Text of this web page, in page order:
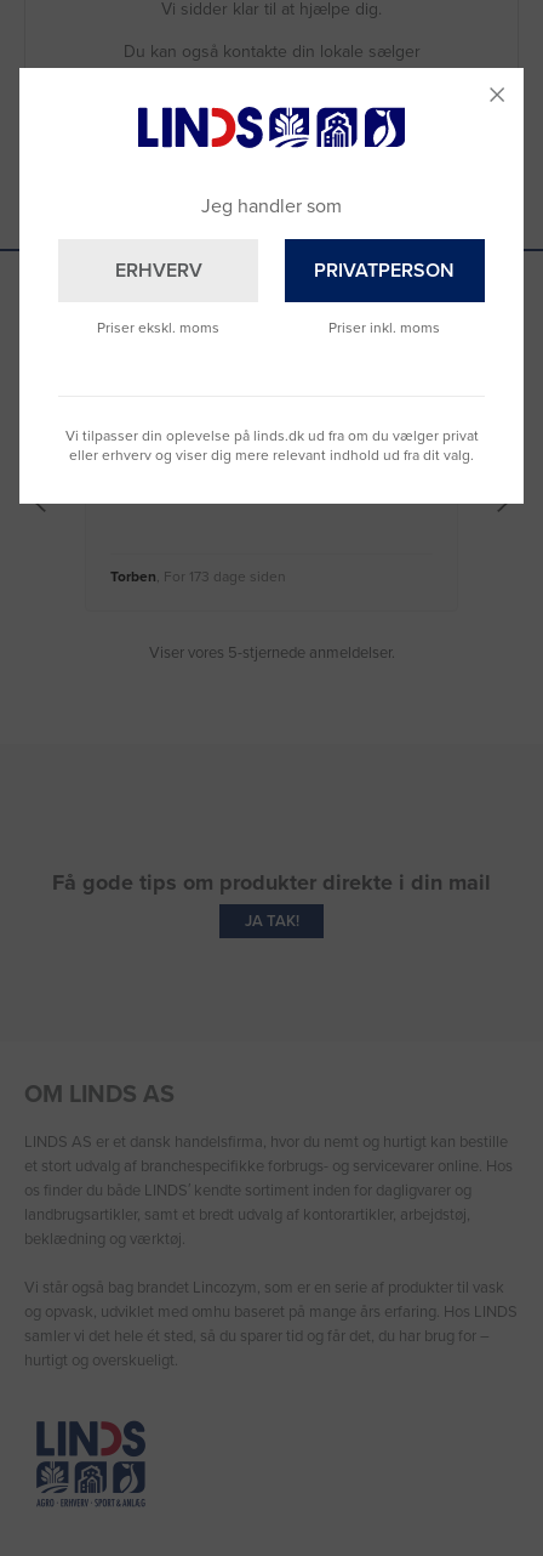
Vi sidder klar til at hjælpe dig.
Du kan også kontakte din lokale sælger
–se oversigten her
Nemt at bestille og hurtig levering
Torben , For 173 dage siden
Viser vores 5-stjernede anmeldelser.
Få gode tips om produkter direkte i din mail
JA TAK!
OM LINDS AS
LINDS AS er et dansk handelsfirma, hvor du nemt og hurtigt kan bestille
et stort udvalg af branchespecifikke forbrugs- og servicevarer online. Hos
os finder du både LINDS′ kendte sortiment inden for dagligvarer og
landbrugsartikler, samt et bredt udvalg af kontorartikler, arbejdstøj,
beklædning og værktøj.
Vi står også bag brandet Lincozym, som er en serie af produkter til vask
og opvask, udviklet med omhu baseret på mange års erfaring. Hos LINDS
samler vi det hele ét sted, så du sparer tid og får det, du har brug for –
hurtigt og overskueligt.
Jeg handler som
ERHVERV
Priser ekskl. moms
PRIVATPERSON
Priser inkl. moms
Vi tilpasser din oplevelse på linds.dk ud fra om du vælger privat
eller erhverv og viser dig mere relevant indhold ud fra dit valg.